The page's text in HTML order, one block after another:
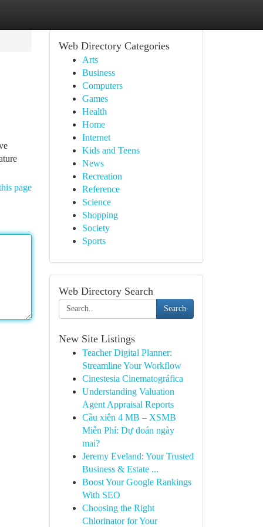
page
Web Directory Categories
Arts
Business
Computers
Games
Health
Home
Internet
Kids and Teens
News
Recreation
Reference
Science
Shopping
Society
Sports
Web Directory Search
Search
New Site Listings
Teacher Digital Planner:
Streamline Your Workflow
Cinestesia Cinematográfica
Understanding Valuation
Agent Appraisal Reports
Cầu xiên 4 MB – XSMB
Miễn Phí: Dự đoán ngày
mai?
Jeremy Eveland: Your Trusted
Business & Estate ...
Boost Your Google Rankings
With SEO
Choosing the Right
Chlorinator for Your